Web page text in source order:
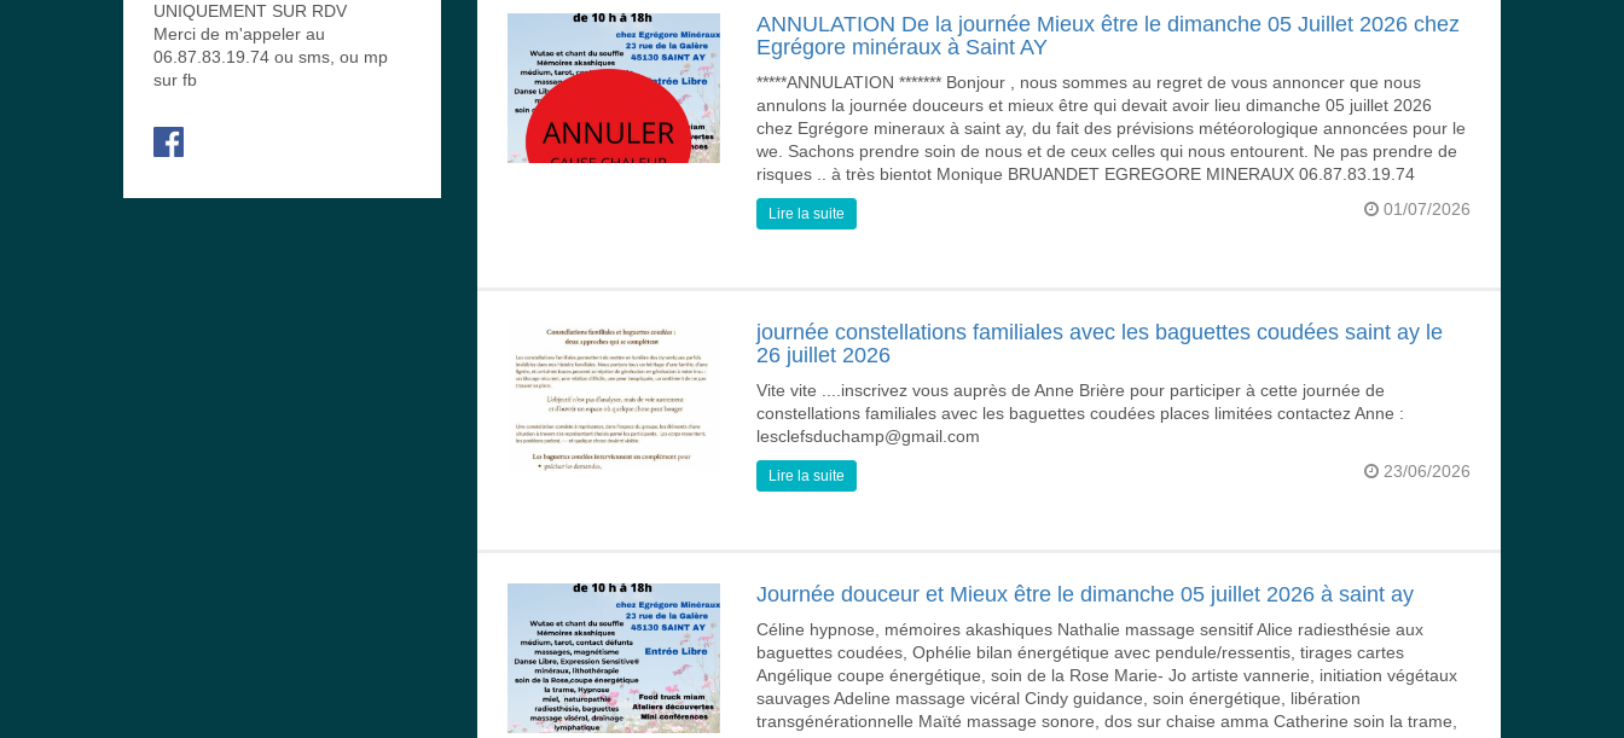
UNIQUEMENT SUR RDV
Merci de m'appeler au
06.87.83.19.74 ou sms, ou mp
sur fb
ANNULATION De la journée Mieux être le dimanche 05 Juillet 2026 chez
Egrégore minéraux à Saint AY
*****ANNULATION ******* Bonjour , nous sommes au regret de vous annoncer que nous
annulons la journée douceurs et mieux être qui devait avoir lieu dimanche 05 juillet 2026
chez Egrégore mineraux à saint ay, du fait des prévisions météorologique annoncées pour le
we. Sachons prendre soin de nous et de ceux celles qui nous entourent. Ne pas prendre de
risques .. à très bientot Monique BRUANDET EGREGORE MINERAUX 06.87.83.19.74
01/07/2026
Lire la suite
journée constellations familiales avec les baguettes coudées saint ay le
26 juillet 2026
Vite vite ....inscrivez vous auprès de Anne Brière pour participer à cette journée de
constellations familiales avec les baguettes coudées places limitées contactez Anne :
lesclefsduchamp@gmail.com
23/06/2026
Lire la suite
Journée douceur et Mieux être le dimanche 05 juillet 2026 à saint ay
Céline hypnose, mémoires akashiques Nathalie massage sensitif Alice radiesthésie aux
baguettes coudées, Ophélie bilan énergétique avec pendule/ressentis, tirages cartes
Angélique coupe énergétique, soin de la Rose Marie- Jo artiste vannerie, initiation végétaux
sauvages Adeline massage vicéral Cindy guidance, soin énergétique, libération
transgénérationnelle Maïté massage sonore, dos sur chaise amma Catherine soin la trame,